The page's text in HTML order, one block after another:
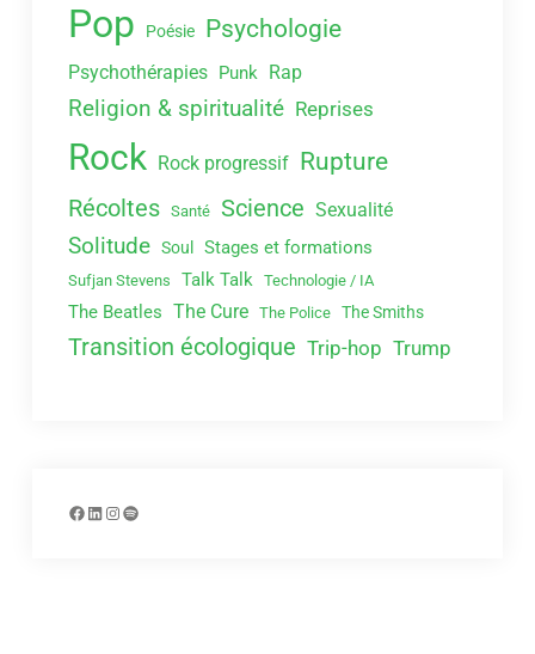
Pop Poésie Psychologie
Psychothérapies Punk Rap
Religion & spiritualité Reprises
Rock Rock progressif Rupture
Récoltes Santé Science Sexualité
Solitude Soul Stages et formations
Sufjan Stevens Talk Talk Technologie / IA
The Beatles The Cure The Police The Smiths
Transition écologique Trip-hop Trump
Facebook
LinkedIn
Instagram
Spotify